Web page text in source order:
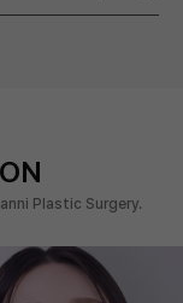
Plastic Surgery.